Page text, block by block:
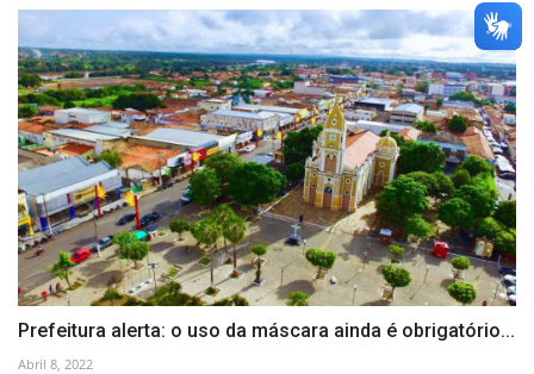
Prefeitura alerta: o uso da máscara ainda é obrigatório...
Abril 8, 2022